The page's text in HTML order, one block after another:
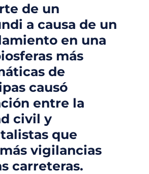
de un
a causa de un
en una
más
de
causó
entre la
civil y
que
vigilancias
carreteras.